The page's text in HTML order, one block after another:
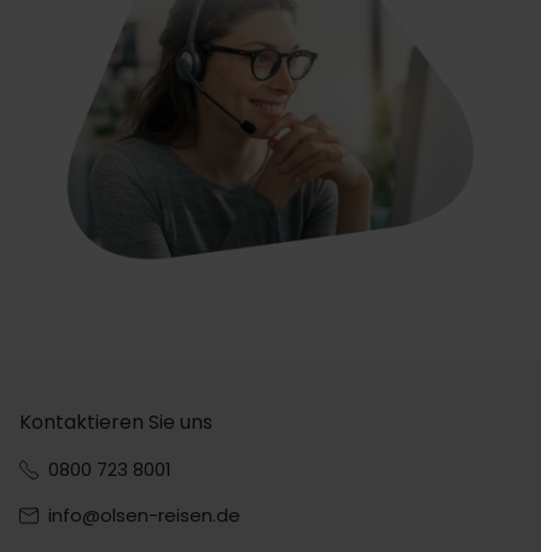
Kontaktieren Sie uns
0800 723 8001
info@olsen-reisen.de